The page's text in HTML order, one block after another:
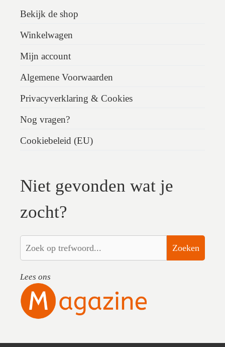
Bekijk de shop
Winkelwagen
Mijn account
Algemene Voorwaarden
Privacyverklaring & Cookies
Nog vragen?
Cookiebeleid (EU)
Niet gevonden wat je
zocht?
Zoeken
Lees ons